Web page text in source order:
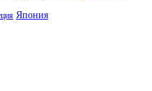
Япония